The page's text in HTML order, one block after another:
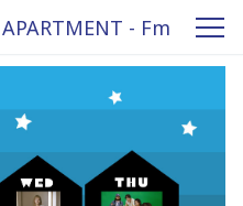
- Fm